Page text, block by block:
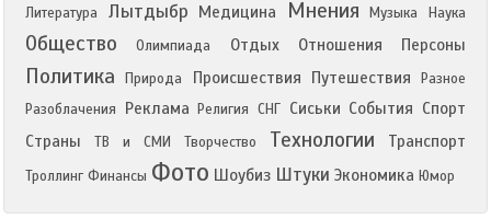
Литература Лытдыбр Медицина Мнения Музыка Наука
Общество Олимпиада Отдых Отношения Персоны
Политика Природа Происшествия Путешествия
Разное
Разоблачения
Реклама Религия СНГ Сиськи События Спорт
Страны
ТВ и СМИ Творчество Технологии Транспорт
Троллинг Финансы Фото Шоубиз Штуки Экономика Юмор